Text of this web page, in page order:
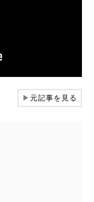
▶元記事を見る